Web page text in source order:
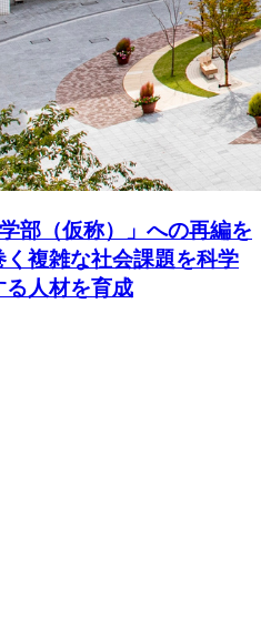
部（仮称）」への再編を
複雑な社会課題を科学
る人材を育成